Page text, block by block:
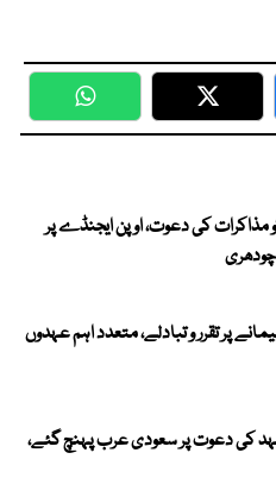
WhatsApp Twitter
مذاکرات کی دعوت، اوپن ایجنڈے پر
پر تقرر و تبادلے، متعدد اہم عہدوں
کی دعوت پر سعودی عرب پہنچ گئے،